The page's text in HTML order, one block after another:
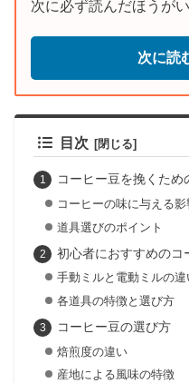
次に必ず読んだほうが
次に読
目次
コーヒー豆を挽くため
コーヒーの味に与える影
道具選びのポイント
初心者におすすめのコ
手動ミルと電動ミルの違
各道具の特徴と選び方
コーヒー豆の選び方
焙煎度の違い
産地による風味の特徴